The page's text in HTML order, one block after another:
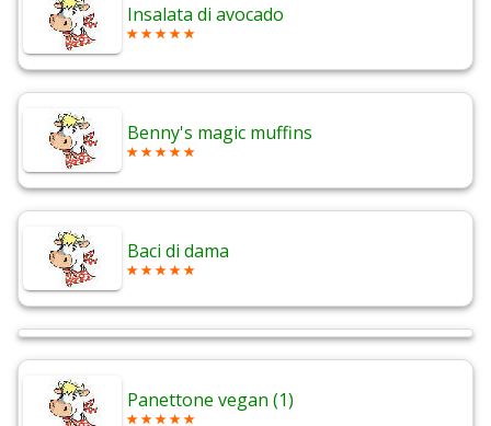
Insalata di avocado
Benny's magic muffins
Baci di dama
Panettone vegan (1)